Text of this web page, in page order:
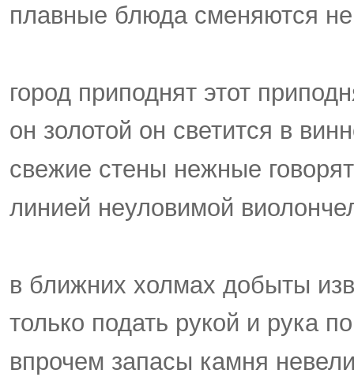
плавные блюда сменяются
город приподнят этот
он золотой он светится в
свежие стены нежные говорят
линией неуловимой
в ближних холмах добыты
только подать рукой и рука
впрочем запасы камня